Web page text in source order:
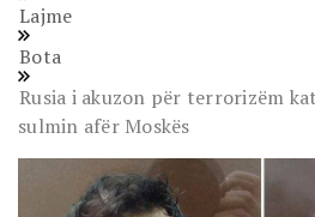
Lajme
Bota
Rusia i akuzon për terrorizëm
sulmin afër Moskës